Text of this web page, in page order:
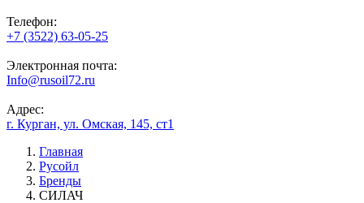
Телефон:
+7 (3522) 63-05-25
Электронная почта:
Info@rusoil72.ru
Адрес:
г. Курган, ул. Омская, 145, ст1
Главная
Русойл
Бренды
СИЛАЧ